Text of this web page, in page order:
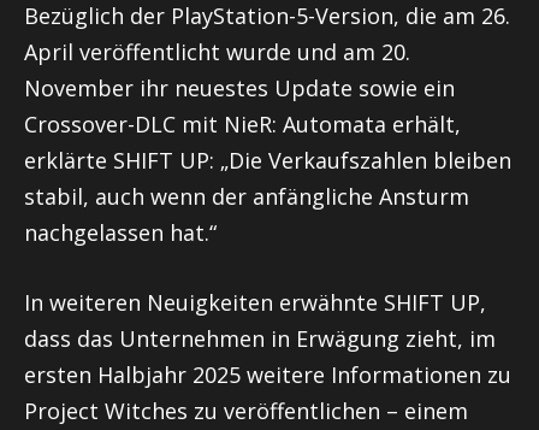
Bezüglich der PlayStation-5-Version, die am 26.
April veröffentlicht wurde und am 20.
November ihr neuestes Update sowie ein
Crossover-DLC mit NieR: Automata erhält,
erklärte SHIFT UP: „Die Verkaufszahlen bleiben
stabil, auch wenn der anfängliche Ansturm
nachgelassen hat.“
In weiteren Neuigkeiten erwähnte SHIFT UP,
dass das Unternehmen in Erwägung zieht, im
ersten Halbjahr 2025 weitere Informationen zu
Project Witches zu veröffentlichen – einem